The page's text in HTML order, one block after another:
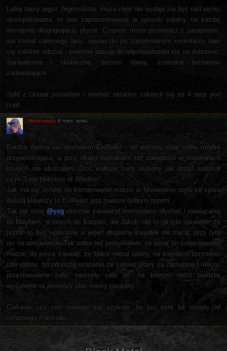
Lubię twory tegoż Jegomościa, muza choć nie wydaje się być nad wyraz
skomplikowana, to jest zaprezentowana w sposób solidny na każdej
dostępnej długogrającej płycie. Czasem może przesadzi z parapetem,
ale klimat ciemnego lasu, wycieczki po zapomnianym cmentarzu daje
się solidnie odczuć i świetnie pasuje do odprowadzenia się na dobranoc.
Sprawdzone i skuteczne, poziom równy, szorstkie brzmienie
zadowalające.
Split z Untaar posiadam i również ostatnio zakręcił się ze 4 razy pod
rząd.
Wędrowycz 8 mies. temu
Bardzo dawno nie słuchałem Evilfeast i od wczoraj robię sobie rundkę
przypominającą, a przy okazji nadrabiam też zaległości w materiałach
których nie słyszałem. Dziś wałkuję swój ulubiony jak dotąd materiał
czyli "Lost Horizons of Wisdom".
Jak ma się ochotę na klimatowanie mocno w Norweskim stylu ze sporą
ilością klawiszy to Evilfeast jest zawsze dobrym typem.
Tak jak niżej @yogsłusznie zauważył momentami słychać i nawiązania
do Mayhem, w innych do Burzum, ale Jakub robi to na tyle sprawnie, że
potrafi to być wplecione w jeden długaśny kawałek nie tracąc przy tym
nic na atmosferze. Tak sobie też pomyślałem, że wziął on sobie również
mocno do serca zasadę, że black metal oparty na kiepskim brzmieniu
robi robotę, bo odnoszę wrażenie że celowo gitary są zamulone i mocno
przesterowane żeby tworzyły całe tło, na którym nieco bardziej
wysunięte na pierwszy plan mamy parapety.
Ciekawe czy coś nowego się szykuje, bo już parę lat minęło od
ostatniego materiału.